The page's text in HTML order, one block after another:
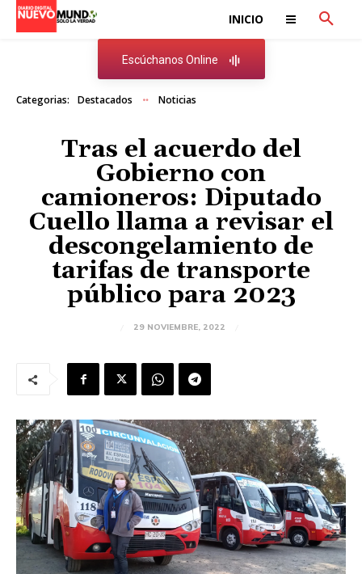
INICIO
Escúchanos Online
Categorias: Destacados Noticias
Tras el acuerdo del
Gobierno con
camioneros: Diputado
Cuello llama a revisar el
descongelamiento de
tarifas de transporte
público para 2023
29 NOVIEMBRE, 2022